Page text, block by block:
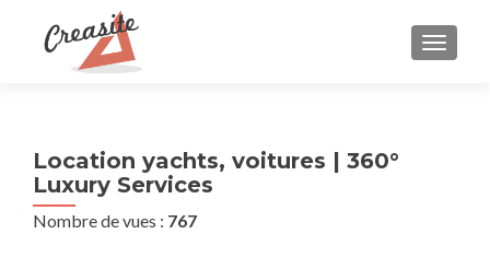
Location yachts, voitures | 360°
Luxury Services
Nombre de vues : 767